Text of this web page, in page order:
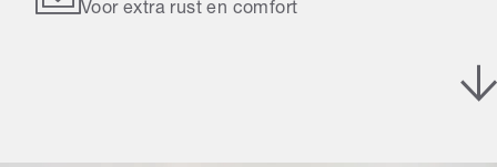
Voor extra rust en comfort